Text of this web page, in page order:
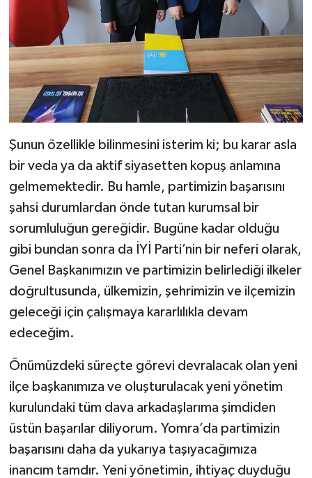
Şunun özellikle bilinmesini isterim ki; bu karar asla
bir veda ya da aktif siyasetten kopuş anlamına
gelmemektedir. Bu hamle, partimizin başarısını
şahsi durumlardan önde tutan kurumsal bir
sorumluluğun gereğidir. Bugüne kadar olduğu
gibi bundan sonra da İYİ Parti’nin bir neferi olarak,
Genel Başkanımızın ve partimizin belirlediği ilkeler
doğrultusunda, ülkemizin, şehrimizin ve ilçemizin
geleceği için çalışmaya kararlılıkla devam
edeceğim.
Önümüzdeki süreçte görevi devralacak olan yeni
ilçe başkanımıza ve oluşturulacak yeni yönetim
kurulundaki tüm dava arkadaşlarıma şimdiden
üstün başarılar diliyorum. Yomra’da partimizin
başarısını daha da yukarıya taşıyacağımıza
inancım tamdır. Yeni yönetimin, ihtiyaç duyduğu